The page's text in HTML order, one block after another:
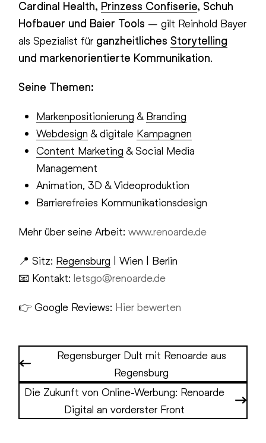
Cardinal Health, Prinzess Confiserie, Schuh
Hofbauer und Baier Tools – gilt Reinhold Bayer
als Spezialist für ganzheitliches Storytelling
und markenorientierte Kommunikation.
Seine Themen:
Markenpositionierung & Branding
Webdesign & digitale Kampagnen
Content Marketing & Social Media
Management
Animation, 3D & Videoproduktion
Barrierefreies Kommunikationsdesign
Mehr über seine Arbeit:www.renoarde.de
📍 Sitz: Regensburg | Wien | Berlin
📧 Kontakt:letsgo@renoarde.de
👉 Google Reviews: Hier bewerten
Regensburger Dult mit Renoarde aus
Regensburg
Die Zukunft von Online-Werbung: Renoarde
Digital an vorderster Front